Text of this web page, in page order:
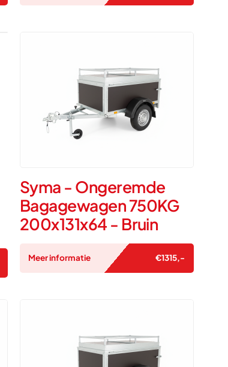
Syma - Ongeremde
Bagagewagen 750KG
200x131x64 - Bruin
Meer informatie €1315,-